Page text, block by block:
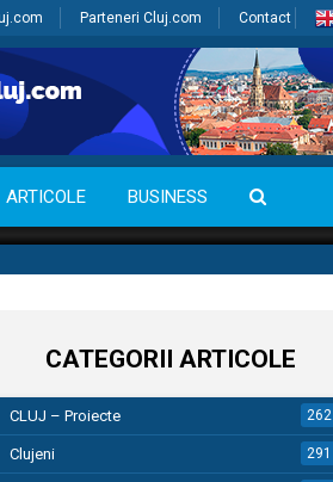
Parteneri Cluj.com Contact
ARTICOLE BUSINESS
CATEGORII ARTICOLE
CLUJ – Proiecte 262
Clujeni 291